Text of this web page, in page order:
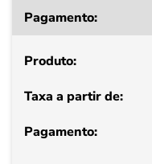
a
de
Pagamento